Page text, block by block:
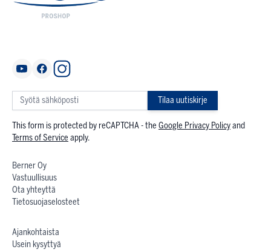
Tilaa uutiskirje
This form is protected by reCAPTCHA - the Google Privacy Policyand
Terms of Service apply.
Berner Oy
Vastuullisuus
Ota yhteyttä
Tietosuojaselosteet
Ajankohtaista
Usein kysyttyä